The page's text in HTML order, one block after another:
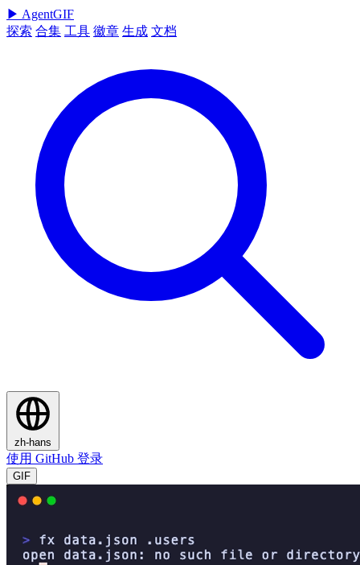
▶ AgentGIF
探索 合集 工具 徽章 生成 文档
zh-hans
使用 GitHub 登录
GIF